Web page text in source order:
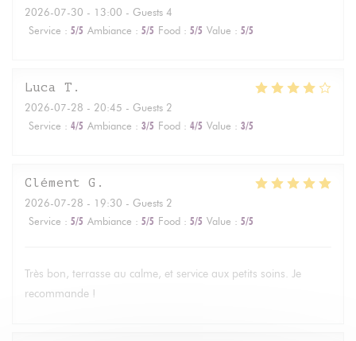
2026-07-30 - 13:00 - Guests 4
Service : 5/5 Ambiance : 5/5 Food : 5/5 Value : 5/5
Luca T
2026-07-28 - 20:45 - Guests 2
Service : 4/5 Ambiance : 3/5 Food : 4/5 Value : 3/5
Clément G
2026-07-28 - 19:30 - Guests 2
Service : 5/5 Ambiance : 5/5 Food : 5/5 Value : 5/5
Très bon, terrasse au calme, et service aux petits soins. Je
recommande !